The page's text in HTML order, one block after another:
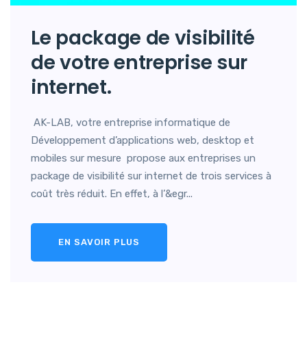
Le package de visibilité
de votre entreprise sur
internet.
AK-LAB, votre entreprise informatique de
Développement d’applications web, desktop et
mobiles sur mesure propose aux entreprises un
package de visibilité sur internet de trois services à
coût très réduit. En effet, à l’&egr...
EN SAVOIR PLUS